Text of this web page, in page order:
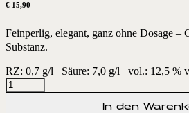
€ 15,90
Feinperlig, elegant, ganz ohne Dosage –
Substanz.
RZ: 0,7 g/l Säure: 7,0 g/l vol.: 12,5 %
In den